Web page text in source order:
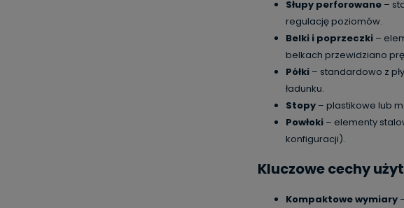
Słupy perforowane –
regulację poziomów.
Belki i poprzeczki –
belkach przewidziano
Półki – standardowo z
ładunku.
Stopy – plastikowe lub
Powłoki – elementy
konfiguracji).
Kluczowe cechy
Kompaktowe wymiary